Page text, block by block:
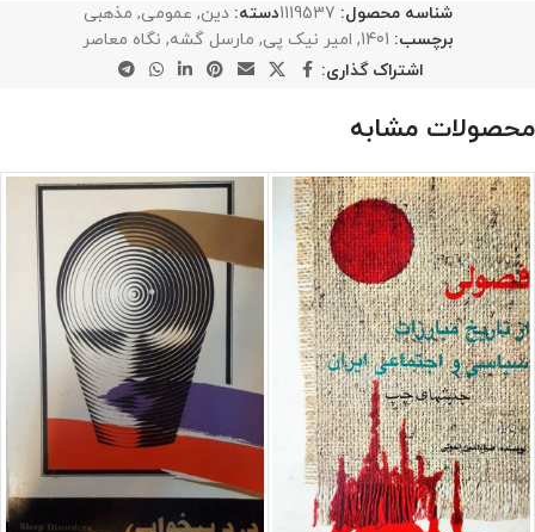
شناسه محصول: 1119537دسته: دین, عمومی, مذهبی
برچسب: 1401
, امیر نیک پی, مارسل گشه, نگاه معاصر
اشتراک گذاری:
محصولات مشابه